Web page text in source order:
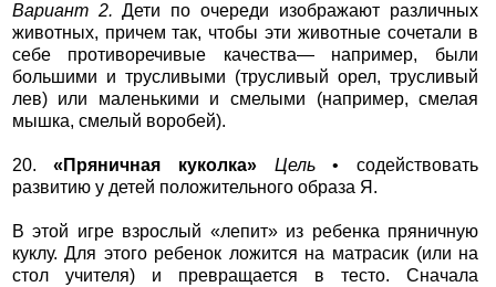
Вариант 2. Дети по очереди изображают различных
животных, причем так, чтобы эти животные сочетали в
себе противоречивые качества— например, были
большими и трусливыми (трусливый орел, трусливый
лев) или маленькими и смелыми (например, смелая
мышка, смелый воробей).
20.«Пряничная куколка» Цель• содействовать
развитию у детей положительного образа Я.
В этой игре взрослый «лепит» из ребенка пряничную
куклу. Для этого ребенок ложится на матрасик (или на
стол учителя) и превращается в тесто. Сначала